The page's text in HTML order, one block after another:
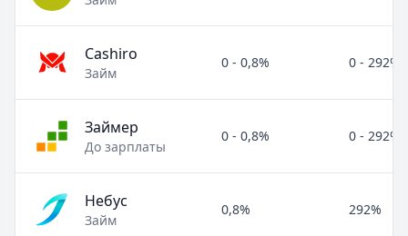
Cashiro
Займ
0 - 0,8% 0 - 292%
Займер
До зарплаты
0 - 0,8% 0 - 292%
Небус
Займ
0,8% 292%